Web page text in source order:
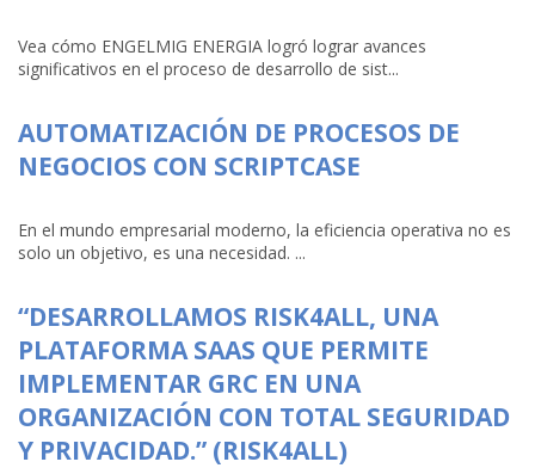
Vea cómo ENGELMIG ENERGIA logró lograr avances
significativos en el proceso de desarrollo de sist...
AUTOMATIZACIÓN DE PROCESOS DE
NEGOCIOS CON SCRIPTCASE
En el mundo empresarial moderno, la eficiencia operativa no es
solo un objetivo, es una necesidad. ...
“DESARROLLAMOS RISK4ALL, UNA
PLATAFORMA SAAS QUE PERMITE
IMPLEMENTAR GRC EN UNA
ORGANIZACIÓN CON TOTAL SEGURIDAD
Y PRIVACIDAD.” (RISK4ALL)